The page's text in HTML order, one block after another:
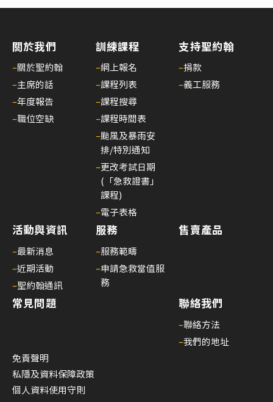
關於我們
–關於聖約翰
–主席的話
–年度報告
–職位空缺
訓練課程
–網上報名
–課程列表
–課程搜尋
–課程時間表
–颱風及暴雨安
排/特別通知
–更改考試日期
(「急救證書」
課程)
–電子表格
支持聖約翰
–捐款
–義工服務
活動與資訊
–最新消息
–近期活動
–聖約翰通訊
服務
–服務範疇
–申請急救當值服
務
售賣產品
常見問題 聯絡我們
–聯絡方法
–我們的地址
免責聲明
私隱及資料保障政策
個人資料使用守則